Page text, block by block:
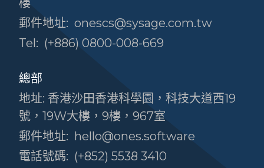
樓
郵件地址: onescs@sysage.com.tw
Tel: (+886) 0800-008-669
總部
地址: 香港沙田香港科學園，科技大道西19
號，19W大樓，9樓，967室
郵件地址: hello@ones.software
電話號碼: (+852) 5538 3410